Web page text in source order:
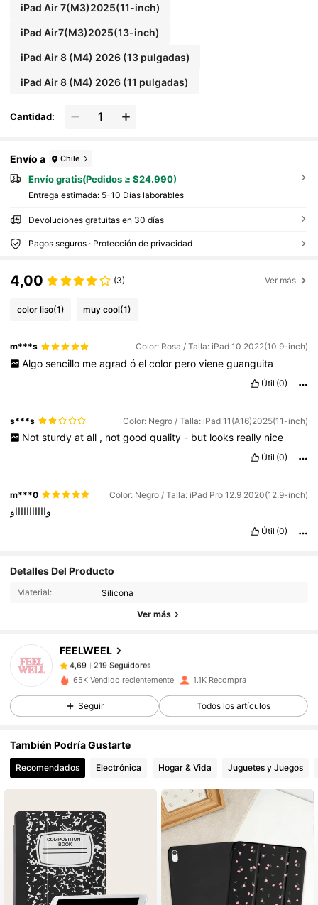
iPad Air 7(M3)2025(11-inch)
iPad Air7(M3)2025(13-inch)
iPad Air 8 (M4) 2026 (13 pulgadas)
iPad Air 8 (M4) 2026 (11 pulgadas)
Cantidad:
Envío a Chile
Envío gratis(Pedidos ≥ $24.990)
Entrega estimada: 5-10 Días laborables
Devoluciones gratuitas en 30 días
Pagos seguros · Protección de privacidad
4,00 (3) Ver más
color liso(1) muy cool(1)
m***s Color: Rosa / Talla: iPad 10 2022(10.9-inch)
Algo sencillo me agrad ó el color pero viene guanguita
Útil (0)
s***s Color: Negro / Talla: iPad 11(A16)2025(11-inch)
Not sturdy at all , not good quality - but looks really nice
Útil (0)
m***0 Color: Negro / Talla: iPad Pro 12.9 2020(12.9-inch)
واااااااااااو
Útil (0)
Detalles Del Producto
Material: Silicona
Ver más
FEELWEEL
4,69
219 Seguidores
s***c pagóHace 1 día
4,69 219 Seguidores
4,69 219 Seguidores
4,69 219 Seguidores
4,69 219 Seguidores
65K Vendido recientemente 1.1K Recompra
Seguir Todos los artículos
También Podría Gustarte
Recomendados Electrónica Hogar & Vida Juguetes y Juegos